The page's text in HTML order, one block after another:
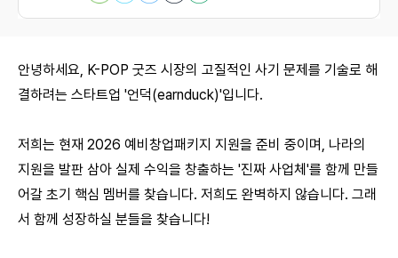
안녕하세요, K-POP 굿즈 시장의 고질적인 사기 문제를 기술로 해
결하려는 스타트업 '언덕(earnduck)'입니다.
저희는 현재 2026 예비창업패키지 지원을 준비 중이며, 나라의
지원을 발판 삼아 실제 수익을 창출하는 '진짜 사업체'를 함께 만들
어갈 초기 핵심 멤버를 찾습니다. 저희도 완벽하지 않습니다. 그래
서 함께 성장하실 분들을 찾습니다!